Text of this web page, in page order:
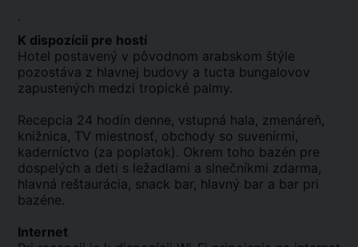
.
K dispozícii pre hostí
Hotel postavený v pôvodnom arabskom štýle
pozostáva z hlavnej budovy a tucta bungalovov
zapustených medzi tropické palmy.
Recepcia 24 hodín denne, vstupná hala, zmenáreň,
knižnica, TV miestnosť, obchody so suvenírmi,
kaderníctvo (za poplatok). Okrem toho bazén pre
dospelých a deti s ležadlami a slnečníkmi zdarma,
hlavná reštaurácia, snack bar, hlavný bar a bar pri
bazéne.
Internet